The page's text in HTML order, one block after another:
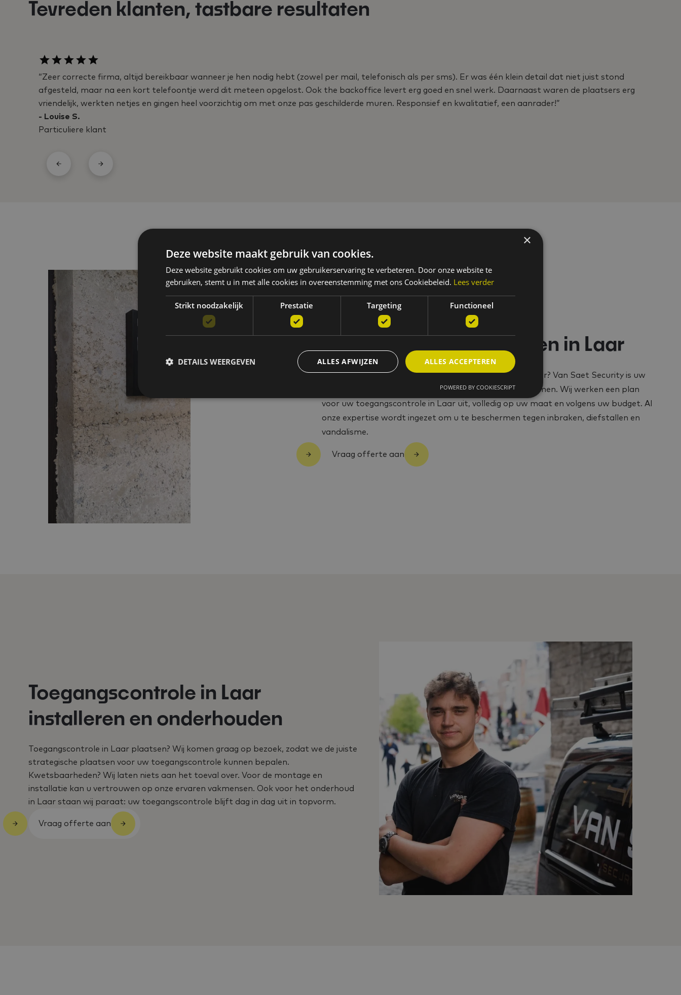
Tevreden klanten, tastbare resultaten
“Zeer correcte firma, altijd bereikbaar wanneer je hen nodig hebt (zowel per mail, telefonisch als per sms). Er was één klein detail dat niet juist stond
afgesteld, maar na een kort telefoontje werd dit meteen opgelost. Ook the backoffice levert erg goed en snel werk. Daarnaast waren de plaatsers erg
vriendelijk, werkten netjes en gingen heel voorzichtig om met onze pas geschilderde muren. Responsief en kwalitatief, een aanrader!”
- Louise S.
Particuliere klant
Toegangscontrole voor
particulieren en bedrijven in Laar
Toegangscontrole in en rond uw woning of bedrijf in Laar? Van Saet Security is uw
beveiligingspartner voor uiterst zorgvuldige alarmsystemen. Wij werken een plan
voor uw toegangscontrole in Laar uit, volledig op uw maat en volgens uw budget. Al
onze expertise wordt ingezet om u te beschermen tegen inbraken, diefstallen en
vandalisme.
Vraag offerte aan
Toegangscontrole in Laar
installeren en onderhouden
Toegangscontrole in Laar plaatsen? Wij komen graag op bezoek, zodat we de juiste
strategische plaatsen voor uw toegangscontrole kunnen bepalen.
Kwetsbaarheden? Wij laten niets aan het toeval over. Voor de montage en
installatie kan u vertrouwen op onze ervaren vakmensen. Ook voor het onderhoud
in Laar staan wij paraat: uw toegangscontrole blijft dag in dag uit in topvorm.
Vraag offerte aan
×
Deze website maakt gebruik van cookies.
Deze website gebruikt cookies om uw gebruikerservaring te verbeteren. Door onze website te
gebruiken, stemt u in met alle cookies in overeenstemming met ons Cookiebeleid. Lees verder
Strikt noodzakelijk Prestatie Targeting Functioneel
ALLES ACCEPTEREN
ALLES AFWIJZEN
DETAILS WEERGEVEN
POWERED BY COOKIESCRIPT